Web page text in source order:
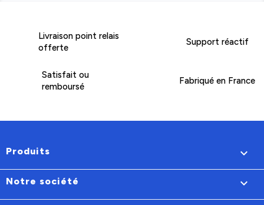
Livraison point relais
offerte
Support réactif
Satisfait ou
remboursé
Fabriqué en France
Produits 
Notre société 